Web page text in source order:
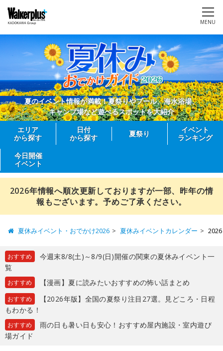
MENU
夏のイベント情報が満載！夏祭りやプール、海水浴場、
キャンプ場など遊べるスポットを大紹介
エリア
から探す
日付
から探す
夏祭り
イベント
ランキング
今日開催
イベント
2026年情報へ順次更新しておりますが一部、昨年の情
報もございます。予めご了承ください。
夏休みイベント・おでかけ2026 夏休みイベントカレンダー
おすすめ
今週末8/8(土)～8/9(日)開催の関東の夏休みイベント一
覧
おすすめ 【漫画】夏に読みたいおすすめの怖い話まとめ
おすすめ
【2026年版】全国の夏祭り注目27選。見どころ・日程
もわかる！
おすすめ
雨の日も暑い日も安心！おすすめ屋内施設・室内遊び
場ガイド